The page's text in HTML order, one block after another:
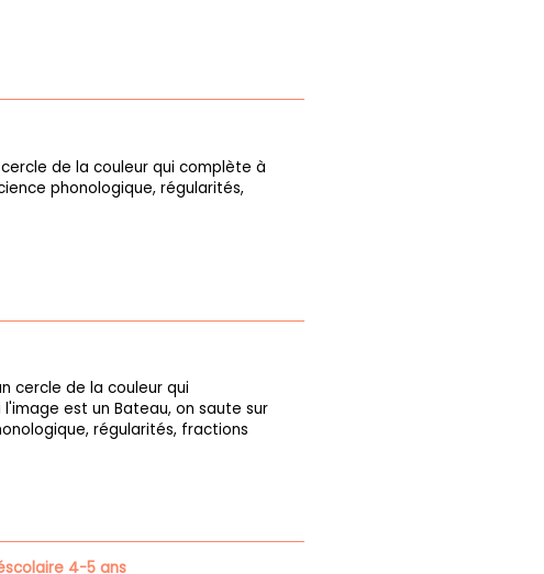
de la couleur qui complète à
phonologique, régularités,
cercle de la couleur qui
est un Bateau, on saute sur
régularités, fractions
4-5 ans